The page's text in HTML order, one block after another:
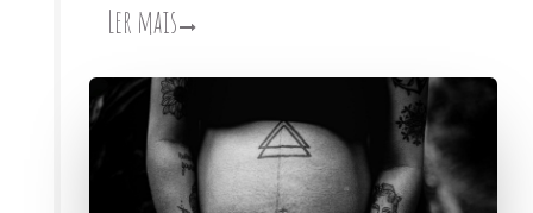
Ler mais